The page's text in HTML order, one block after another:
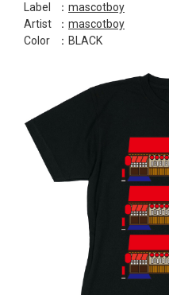
Label ： mascotboy
Artist
： mascotboy
Color
：BLACK